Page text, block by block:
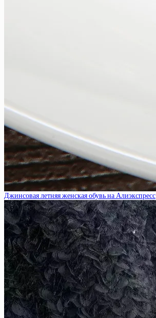
Джинсовая летняя женская обувь на Алиэкспресс